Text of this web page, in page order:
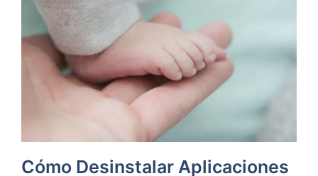
Cómo Desinstalar Aplicaciones